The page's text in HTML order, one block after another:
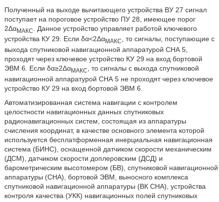
Полученный на выходе вычитающего устройства ВУ 27 сигнал
поступает на пороговое устройство ПУ 28, имеющее порог
2ΔαМАКС
. Данное устройство управляет работой ключевого
устройства КУ 29. Если δα<2ΔαМАКС, то сигналы, поступающие с
выхода спутниковой навигационной аппаратурой СНА 5,
проходят через ключевое устройство КУ 29 на вход бортовой
ЭВМ 6. Если δα≥2ΔαМАКС, то сигналы с выхода спутниковой
навигационной аппаратурой СНА 5 не проходят через ключевое
устройство КУ 29 на вход бортовой ЭВМ 6.
Автоматизированная система навигации с контролем
целостности навигационных данных спутниковых
радионавигационных систем, состоящая из аппаратуры
счисления координат, в качестве основного элемента которой
используется бесплатформенная инерциальная навигационная
система (БИНС), оснащенной датчиком скорости механическим
(ДСМ), датчиком скорости доплеровским (ДСД) и
барометрическим высотомером (БВ), спутниковой навигационной
аппаратуры (СНА), бортовой ЭВМ, выносного комплекса
спутниковой навигационной аппаратуры (ВК СНА), устройства
контроля качества (УКК) навигационных полей спутниковых